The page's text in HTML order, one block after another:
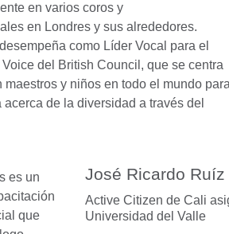
en varios coros y
en Londres y sus alrededores.
como Líder Vocal para el
del British Council, que se centra
maestros y niños en todo el mundo para
de la diversidad a través del
José Ricardo Ruíz
Active Citizen de Cali
Universidad del Valle